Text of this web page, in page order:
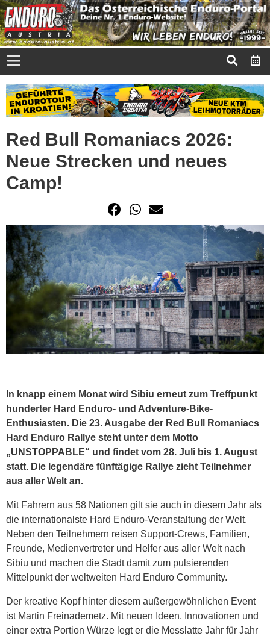
Red Bull Romaniacs 2026:
Neue Strecken und neues
Camp!
In knapp einem Monat wird Sibiu erneut zum Treffpunkt
hunderter Hard Enduro- und Adventure-Bike-
Enthusiasten. Die 23. Ausgabe der Red Bull Romaniacs
Hard Enduro Rallye steht unter dem Motto
„UNSTOPPABLE“ und findet vom 28. Juli bis 1. August
statt. Die legendäre fünftägige Rallye zieht Teilnehmer
aus aller Welt an.
Mit Fahrern aus 58 Nationen gilt sie auch in diesem Jahr als
die internationalste Hard Enduro-Veranstaltung der Welt.
Neben den Teilnehmern reisen Support-Crews, Familien,
Freunde, Medienvertreter und Helfer aus aller Welt nach
Sibiu und machen die Stadt damit zum pulsierenden
Mittelpunkt der weltweiten Hard Enduro Community.
Der kreative Kopf hinter diesem außergewöhnlichen Event
ist Martin Freinademetz. Mit neuen Ideen, Innovationen und
einer extra Portion Würze legt er die Messlatte Jahr für Jahr